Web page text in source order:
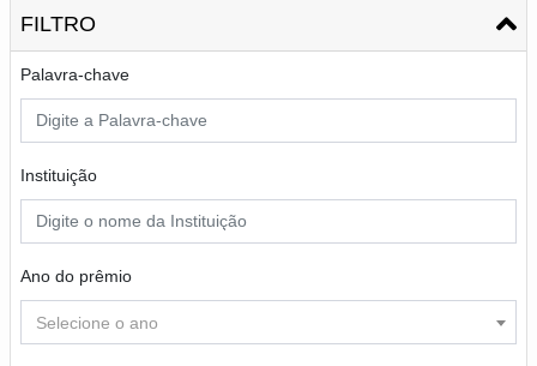
FILTRO
Palavra-chave
Instituição
Ano do prêmio
Selecione o ano